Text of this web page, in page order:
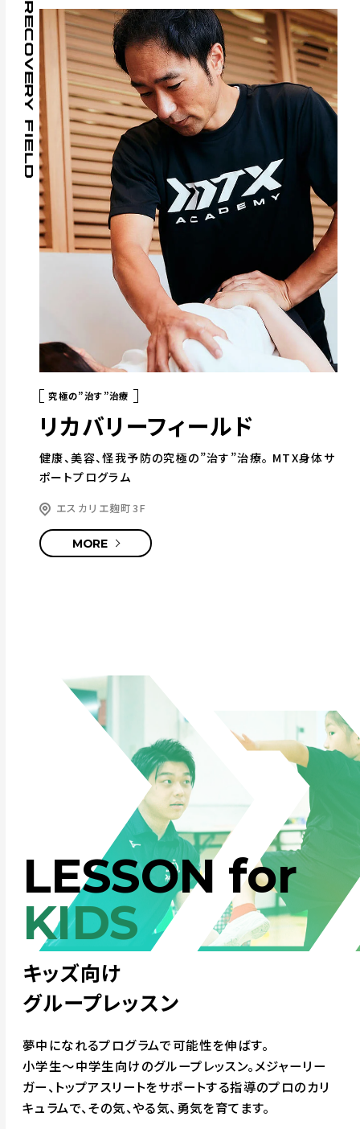
RECOVERY FIELD
究極の”治す”治療
リカバリーフィールド
健康、美容、怪我予防の究極の”治す”治療。 MTX身体サ
ポートプログラム
エスカリエ麹町3F
MORE
キッズ向け
グループレッスン
LESSON for
KIDS
夢中になれるプログラムで可能性を伸ばす。
小学生～中学生向けのグループレッスン。メジャーリー
ガー、トップアスリートをサポートする指導のプロのカリ
キュラムで、その気、やる気、勇気を育てます。